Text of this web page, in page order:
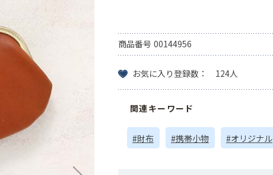
商品番号 00144956
お気に入り登録数： 124人
関連キーワード
#財布 #携帯小物 #オリジナル